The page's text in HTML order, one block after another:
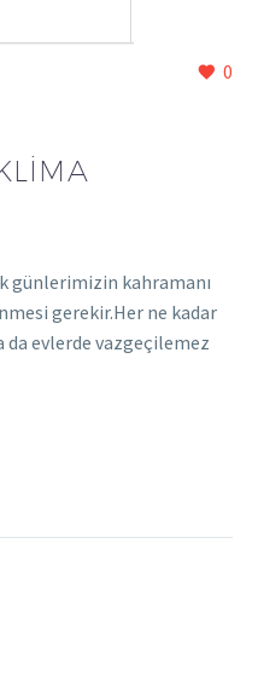
0
günlerimizin kahramanı
gerekir.Her ne kadar
da evlerde vazgeçilemez